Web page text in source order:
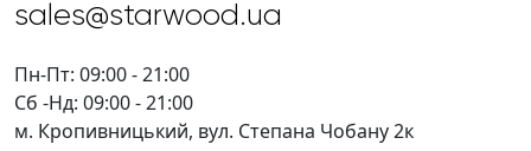
sales@starwood.ua
Пн-Пт: 09:00 - 21:00
Сб -Нд: 09:00 - 21:00
м. Кропивницький, вул. Степана Чобану 2к